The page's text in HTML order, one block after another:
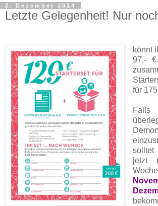
2. Dezember 2014
Letzte Gelegenheit! Nur
könnt
97,- €
für
Falls
jetzt